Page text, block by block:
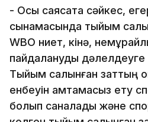
- Осы саясатқа сәйкес,
сынамасында тыйым
WBO ниет, кінә,
пайдалануды дәлелдеуге
Тыйым салынған заттың
енбеуін қамтамасыз ету
болып саналады және